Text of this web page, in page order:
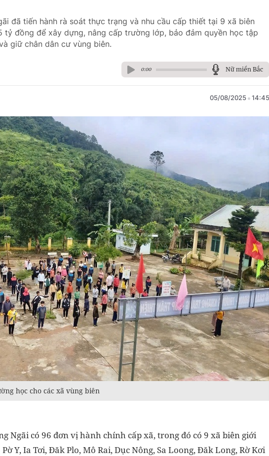
đã tiến hành rà soát thực trạng và nhu cầu cấp thiết tại 9 xã biên
đồng để xây dựng, nâng cấp trường lớp, bảo đảm quyền học tập
giữ chân dân cư vùng biên.
0:00 Nữ miền Bắc
05/08/2025 14:45
học cho các xã vùng biên
Ngãi có 96 đơn vị hành chính cấp xã, trong đó có 9 xã biên giới
Y, Ia Tơi, Đăk Plo, Mô Rai, Dục Nông, Sa Loong, Đăk Long, Rờ Kơi